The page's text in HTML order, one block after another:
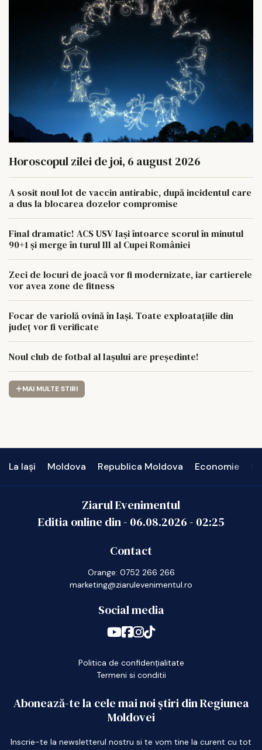
Horoscopul zilei de joi, 6 august 2026
A sosit noul lot de vaccin antirabic, după incidentul care
a dus la blocarea dozelor compromise
Final dramatic! ACS USV Iași întoarce scorul în minutul
90+1 și merge în turul III al Cupei României
Zeci de locuri de joacă vor fi modernizate, iar cartierele
vor avea zone de fitness
Focar de variolă ovină în Iași. Toate exploatațiile din
județ vor fi verificate
Noul club de fotbal al Iașului are președinte!
MAI MULTE STIRI
La Iași Moldova Republica Moldova Economie
Ziarul Evenimentul
Editia online din - 06.08.2026- 02:25
Contact
Orange: 0752 266 266
marketing@ziarulevenimentul.ro
Social media
Politica de confidențialitate
Termeni si conditii
Abonează-te la cele mai noi știri din Regiunea
Moldovei
Inscrie-te la newsletterul nostru si te vom tine la curent cu tot